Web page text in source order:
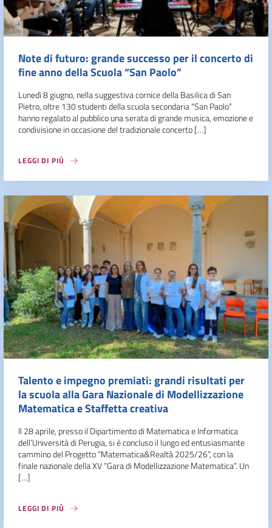
Note di futuro: grande successo per il concerto di
fine anno della Scuola “San Paolo”
Lunedì 8 giugno, nella suggestiva cornice della Basilica di San
Pietro, oltre 130 studenti della scuola secondaria “San Paolo”
hanno regalato al pubblico una serata di grande musica, emozione e
condivisione in occasione del tradizionale concerto […]
LEGGI DI PIÙ
Talento e impegno premiati: grandi risultati per
la scuola alla Gara Nazionale di Modellizzazione
Matematica e Staffetta creativa
Il 28 aprile, presso il Dipartimento di Matematica e Informatica
dell’Università di Perugia, si è concluso il lungo ed entusiasmante
cammino del Progetto “Matematica&Realtà 2025/26”, con la
finale nazionale della XV “Gara di Modellizzazione Matematica”. Un
[…]
LEGGI DI PIÙ